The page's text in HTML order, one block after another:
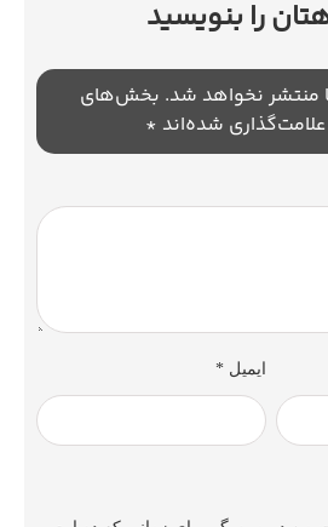
را بنویسید
نخواهد شد.بخش‌های
شده‌اند*